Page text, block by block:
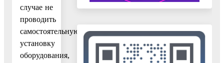
случае не
проводить
самостоятельную
установку
оборудования,